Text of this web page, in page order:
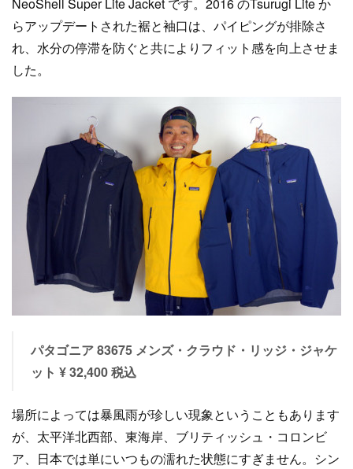
らアップデートされた裾と袖口は、パイピングが排除さ
れ、水分の停滞を防ぐと共によりフィット感を向上させま
した。
パタゴニア 83675 メンズ・クラウド・リッジ・ジャケ
ット ¥ 32,400 税込
場所によっては暴風雨が珍しい現象ということもあります
が、太平洋北西部、東海岸、ブリティッシュ・コロンビ
ア、日本では単にいつもの濡れた状態にすぎません。シン